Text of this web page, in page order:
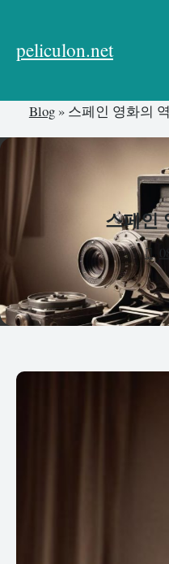
뛰
peliculon.net
Blog» 스페인 영화의
스페인